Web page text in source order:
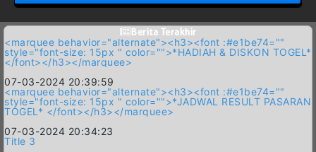
Berita Terakhir
<marquee behavior="alternate"><h3><font :#e1be74=""
style="font-size: 15px " color="">*HADIAH & DISKON TOGEL*
</font></h3></marquee>
07-03-2024 20:39:59
<marquee behavior="alternate"><h3><font :#e1be74=""
style="font-size: 15px " color="">*JADWAL RESULT PASARAN
TOGEL* </font></h3></marquee>
07-03-2024 20:34:23
Title 3